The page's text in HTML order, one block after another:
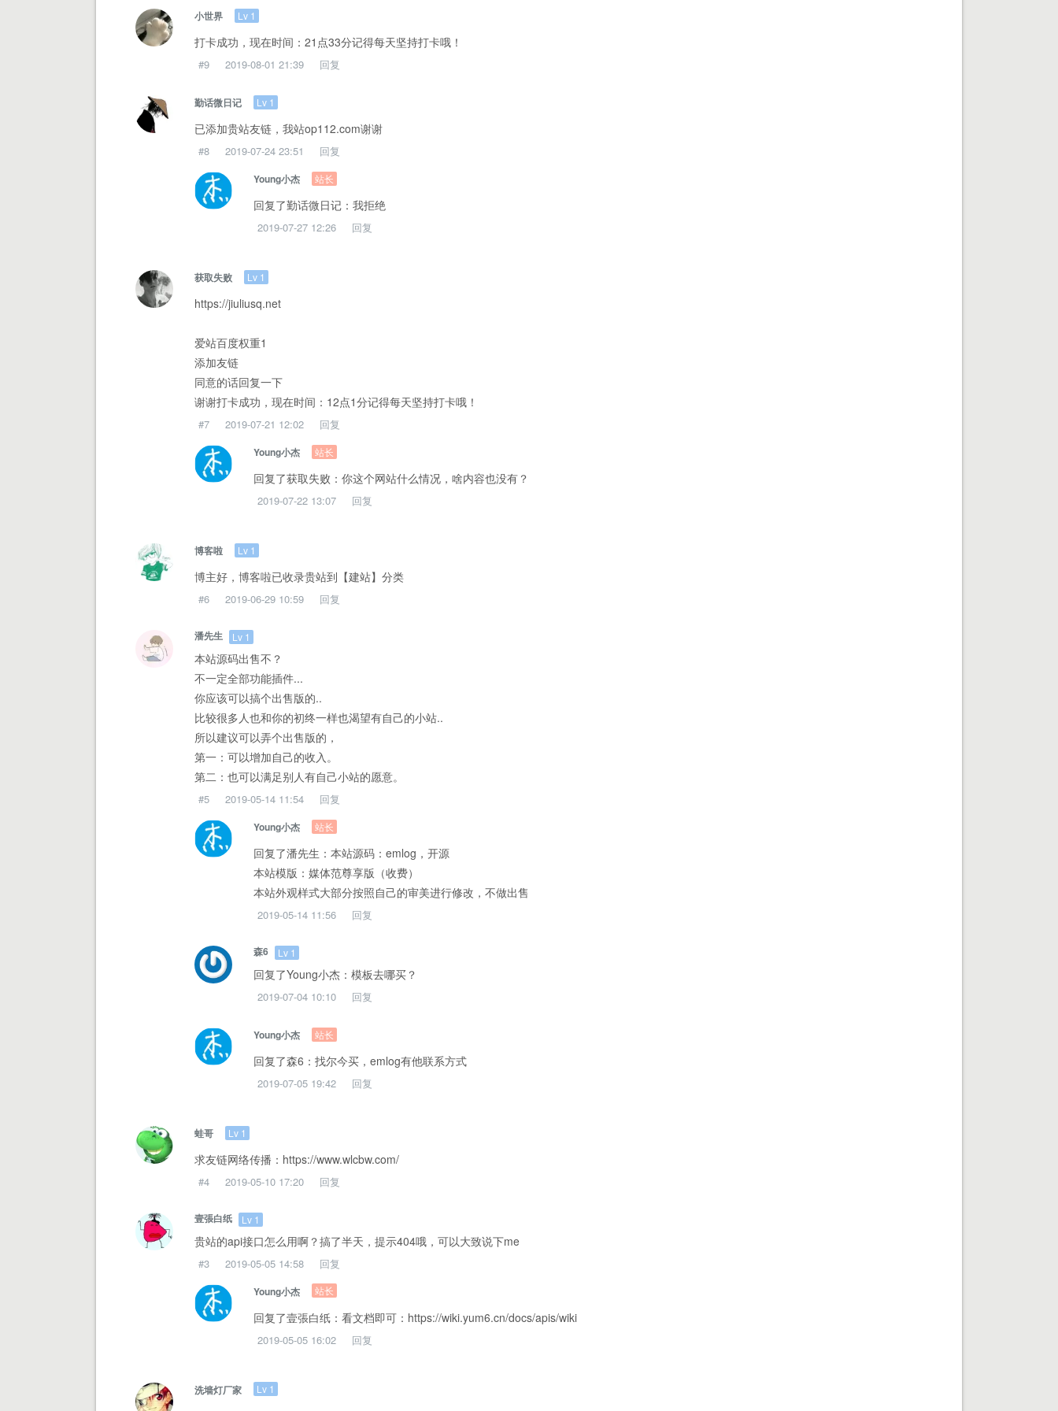
小世界 Lv 1
打卡成功，现在时间：21点33分记得每天坚持打卡哦！
#9 2019-08-01 21:39 回复
勤话微日记 Lv 1
已添加贵站友链，我站op112.com谢谢
#8 2019-07-24 23:51 回复
Young小杰 站长
回复了勤话微日记：我拒绝
2019-07-27 12:26 回复
获取失败 Lv 1
https://jiuliusq.net
爱站百度权重1
添加友链
同意的话回复一下
谢谢打卡成功，现在时间：12点1分记得每天坚持打卡哦！
#7 2019-07-21 12:02 回复
Young小杰 站长
回复了获取失败：你这个网站什么情况，啥内容也没有？
2019-07-22 13:07 回复
博客啦 Lv 1
博主好，博客啦已收录贵站到【建站】分类
#6 2019-06-29 10:59 回复
潘先生 Lv 1
本站源码出售不？
不一定全部功能插件...
你应该可以搞个出售版的..
比较很多人也和你的初终一样也渴望有自己的小站..
所以建议可以弄个出售版的，
第一：可以增加自己的收入。
第二：也可以满足别人有自己小站的愿意。
#5 2019-05-14 11:54 回复
Young小杰 站长
回复了潘先生：本站源码：emlog，开源
本站模版：媒体范尊享版（收费）
本站外观样式大部分按照自己的审美进行修改，不做出售
2019-05-14 11:56 回复
森6 Lv 1
回复了Young小杰：模板去哪买？
2019-07-04 10:10 回复
Young小杰 站长
回复了森6：找尔今买，emlog有他联系方式
2019-07-05 19:42 回复
蛙哥 Lv 1
求友链网络传播：https://www.wlcbw.com/
#4 2019-05-10 17:20 回复
壹張白纸 Lv 1
贵站的api接口怎么用啊？搞了半天，提示404哦，可以大致说下me
#3 2019-05-05 14:58 回复
Young小杰 站长
回复了壹張白纸：看文档即可：https://wiki.yum6.cn/docs/apis/wiki
2019-05-05 16:02 回复
洗墙灯厂家 Lv 1